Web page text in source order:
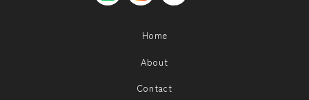
YouTube
LINE instagram YouTube
Home
About
Contact